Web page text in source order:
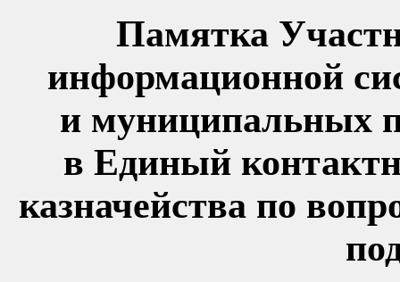
Памятка
информационной
и муниципальных
в Единый
казначейства по